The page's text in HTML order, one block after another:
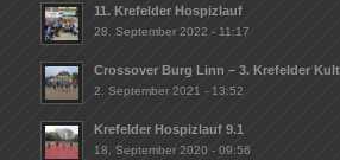
11. Krefelder Hospizlauf
28. September 2022 - 11:17
Crossover Burg Linn – 3. Krefelder
2. September 2021 - 13:52
Krefelder Hospizlauf 9.1
18. September 2020 - 09:56